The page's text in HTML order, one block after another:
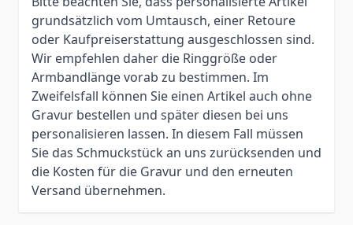
grundsätzlich vom Umtausch, einer Retoure
oder Kaufpreiserstattung ausgeschlossen sind.
Wir empfehlen daher die Ringgröße oder
Armbandlänge vorab zu bestimmen. Im
Zweifelsfall können Sie einen Artikel auch ohne
Gravur bestellen und später diesen bei uns
personalisieren lassen. In diesem Fall müssen
Sie das Schmuckstück an uns zurücksenden und
die Kosten für die Gravur und den erneuten
Versand übernehmen.